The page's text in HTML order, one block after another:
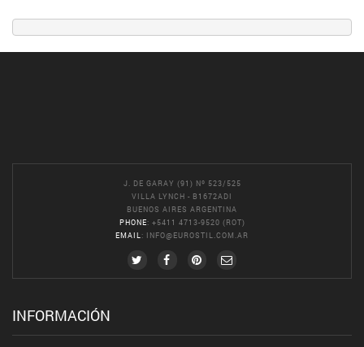
J. DE GARAY (91) Nº 523/525
VILLA LYNCH - B1672ADI
BUENOS AIRES ARGENTINA
PHONE: +5411 4713-9520 (ROT)
EMAIL : INFO@EUROSTIL.COM.AR
INFORMACIÓN